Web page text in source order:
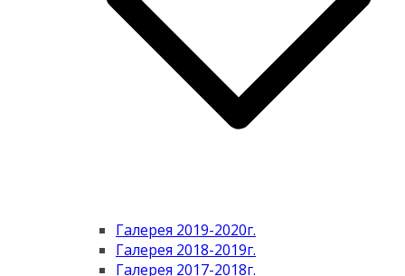
Галерея 2019-2020г.
Галерея 2018-2019г.
Галерея 2017-2018г.